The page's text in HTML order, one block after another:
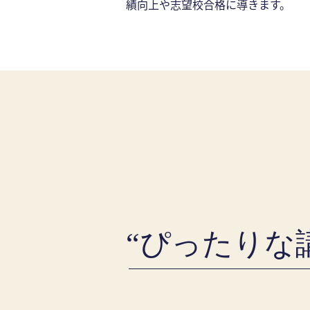
績向上や志望校合格に導きます。
“ぴったりな